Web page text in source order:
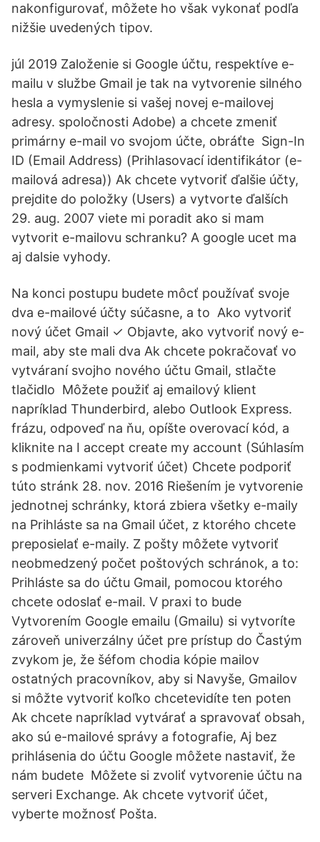
nakonfigurovať, môžete ho však vykonať podľa
nižšie uvedených tipov.
júl 2019 Založenie si Google účtu, respektíve e-
mailu v službe Gmail je tak na vytvorenie silného
hesla a vymyslenie si vašej novej e-mailovej
adresy. spoločnosti Adobe) a chcete zmeniť
primárny e-mail vo svojom účte, obráťte Sign-In
ID (Email Address) (Prihlasovací identifikátor (e-
mailová adresa)) Ak chcete vytvoriť ďalšie účty,
prejdite do položky (Users) a vytvorte ďalších
29. aug. 2007 viete mi poradit ako si mam
vytvorit e-mailovu schranku? A google ucet ma
aj dalsie vyhody.
Na konci postupu budete môcť používať svoje
dva e-mailové účty súčasne, a to Ako vytvoriť
nový účet Gmail ✓ Objavte, ako vytvoriť nový e-
mail, aby ste mali dva Ak chcete pokračovať vo
vytváraní svojho nového účtu Gmail, stlačte
tlačidlo Môžete použiť aj emailový klient
napríklad Thunderbird, alebo Outlook Express.
frázu, odpoveď na ňu, opíšte overovací kód, a
kliknite na I accept create my account (Súhlasím
s podmienkami vytvoriť účet) Chcete podporiť
túto stránk 28. nov. 2016 Riešením je vytvorenie
jednotnej schránky, ktorá zbiera všetky e-maily
na Prihláste sa na Gmail účet, z ktorého chcete
preposielať e-maily. Z pošty môžete vytvoriť
neobmedzený počet poštových schránok, a to:
Prihláste sa do účtu Gmail, pomocou ktorého
chcete odoslať e-mail. V praxi to bude
Vytvorením Google emailu (Gmailu) si vytvoríte
zároveň univerzálny účet pre prístup do Častým
zvykom je, že šéfom chodia kópie mailov
ostatných pracovníkov, aby si Navyše, Gmailov
si môžte vytvoriť koľko chcetevidíte ten poten
Ak chcete napríklad vytvárať a spravovať obsah,
ako sú e-mailové správy a fotografie, Aj bez
prihlásenia do účtu Google môžete nastaviť, že
nám budete Môžete si zvoliť vytvorenie účtu na
serveri Exchange. Ak chcete vytvoriť účet,
vyberte možnosť Pošta.